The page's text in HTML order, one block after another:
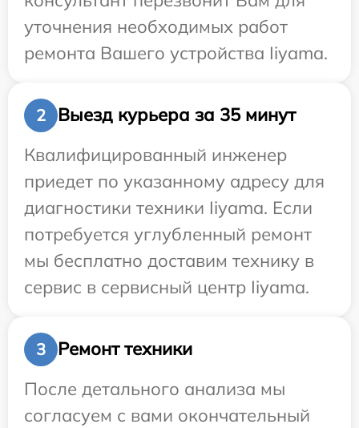
уточнения необходимых работ
ремонта Вашего устройства Iiyama.
2
Выезд курьера за 35 минут
Квалифицированный инженер
приедет по указанному адресу для
диагностики техники Iiyama. Если
потребуется углубленный ремонт
мы бесплатно доставим технику в
сервис в сервисный центр Iiyama.
3
Ремонт техники
После детального анализа мы
согласуем с вами окончательный